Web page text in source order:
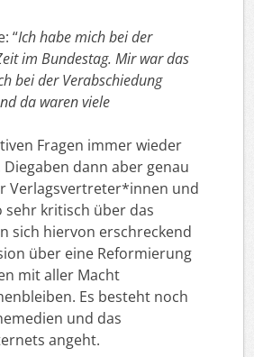
“Ich habe mich bei der
im Bundestag. Mir war das
bei der Verabschiedung
da waren viele
Fragen immer wieder
dann aber genau
Verlagsvertreter*innen und
sehr kritisch über das
sich hiervon erschreckend
über eine Reformierung
mit aller Macht
Es besteht noch
und das
angeht.